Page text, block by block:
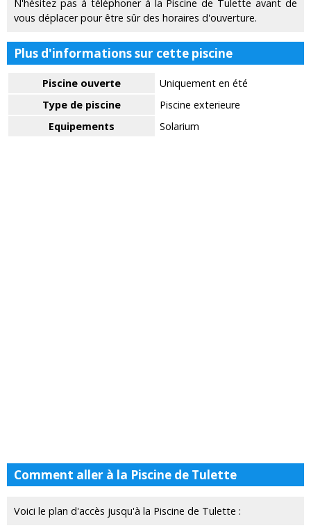
N'hésitez pas à téléphoner à la Piscine de Tulette avant de
vous déplacer pour être sûr des horaires d'ouverture.
Plus d'informations sur cette piscine
Piscine ouverte
Uniquement en été
Type de piscine
Piscine exterieure
Equipements
Solarium
Comment aller à la Piscine de Tulette
Voici le plan d'accès jusqu'à la Piscine de Tulette :